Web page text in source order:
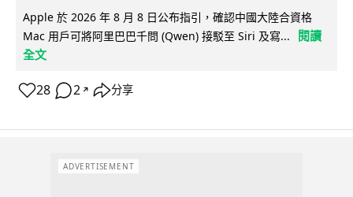
Apple 於 2026 年 8 月 8 日公布指引，確認中國大陸合資格
Mac 用戶可將阿里巴巴千問 (Qwen) 接駁至 Siri 及寫...
閱讀
全文
28 2 ↗ 分享
ADVERTISEMENT